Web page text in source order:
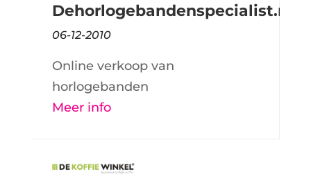
Dehorlogebandenspecialist.nl
06-12-2010
Online verkoop van
horlogebanden
Meer info